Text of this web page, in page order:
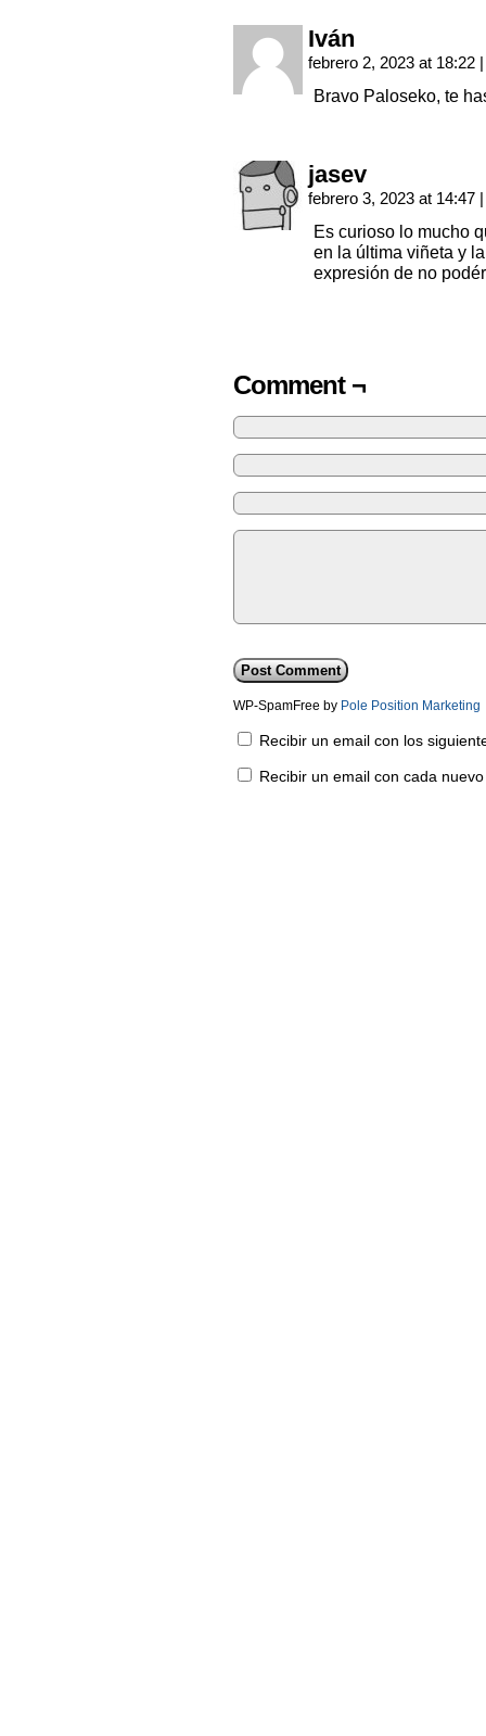
Iván
febrero 2, 2023 at 18:22 |
Bravo Paloseko, te
jasev
febrero 3, 2023 at 14:47 |
Es curioso lo mucho
en la última viñeta y
expresión de no
Comment ¬
WP-SpamFree by Pole Position Marketing
Recibir un email con los
Recibir un email con cada